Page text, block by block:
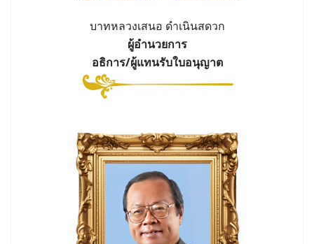
บาทหลวงเสนอ ดำเนินสดวก
ผู้อำนวยการ
อธิการ/ผู้แทนรับใบอนุญาต